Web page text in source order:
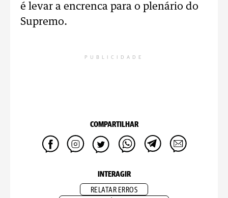
é levar a encrenca para o plenário do
Supremo.
PUBLICIDADE
COMPARTILHAR
INTERAGIR
RELATAR ERROS